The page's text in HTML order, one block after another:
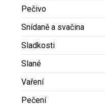
Pečivo
Snídaně a svačina
Sladkosti
Slané
Vaření
Pečení